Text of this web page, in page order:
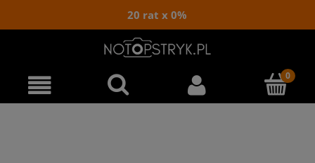
20 rat x 0%